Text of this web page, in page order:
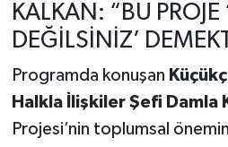
KALKAN: “BU PROJE
DEĞİLSİNİZ’
Programda konuşan
Halkla İlişkiler Şefi Damla
Projesi’nin toplumsal